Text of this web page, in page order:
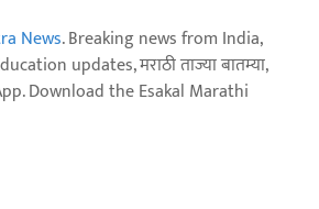
News. Breaking news from India,
updates, मराठी ताज्या बातम्या,
Download the Esakal Marathi